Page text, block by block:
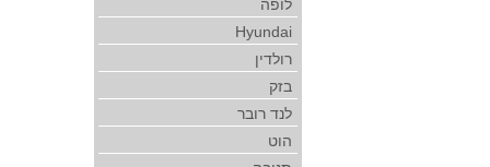
לופה
Hyundai
רולדין
בזק
לנד רובר
הוט